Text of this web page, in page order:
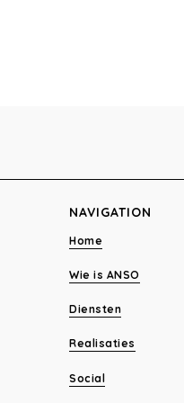
NAVIGATION
Home
Wie is ANSO
Diensten
Realisaties
Social